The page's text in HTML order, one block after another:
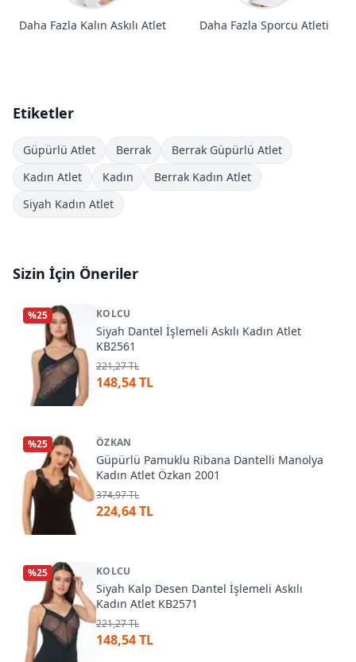
Daha Fazla Kalın Askılı Atlet Daha Fazla Sporcu Atleti
Etiketler
Güpürlü Atlet Berrak
Berrak Güpürlü Atlet
Kadın Atlet
Kadın
Berrak Kadın Atlet
Siyah Kadın Atlet
Sizin İçin Öneriler
%25 KOLCU
Siyah Dantel İşlemeli Askılı Kadın Atlet
KB2561
221,27 TL
148,54 TL
%25 ÖZKAN
Güpürlü Pamuklu Ribana Dantelli Manolya
Kadın Atlet Özkan 2001
374,97 TL
224,64 TL
%25 KOLCU
Siyah Kalp Desen Dantel İşlemeli Askılı
Kadın Atlet KB2571
221,27 TL
148,54 TL